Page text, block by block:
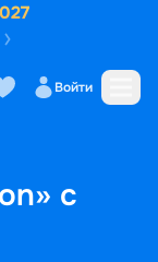
Войти
с
Маршрут и